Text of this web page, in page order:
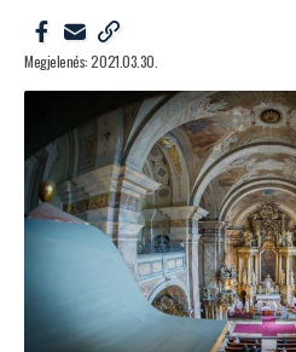
Megjelenés: 2021.03.30.